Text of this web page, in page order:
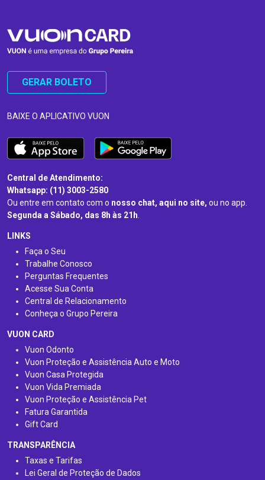
GERAR BOLETO
BAIXE O APLICATIVO VUON
Central de Atendimento:
Whatsapp: (11) 3003-2580
Ou entre em contato com o nosso chat, aqui no site, ou no app.
Segunda a Sábado, das 8h às 21h.
LINKS
Faça o Seu
Trabalhe Conosco
Perguntas Frequentes
Acesse Sua Conta
Central de Relacionamento
Conheça o Grupo Pereira
VUON CARD
Vuon Odonto
Vuon Proteção e Assistência Auto e Moto
Vuon Casa Protegida
Vuon Vida Premiada
Vuon Proteção e Assistência Pet
Fatura Garantida
Gift Card
TRANSPARÊNCIA
Taxas e Tarifas
Lei Geral de Proteção de Dados